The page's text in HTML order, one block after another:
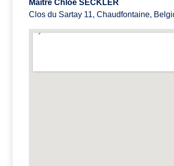
Maître Chloé SECKLER
Clos du Sartay 11, Chaudfontaine,